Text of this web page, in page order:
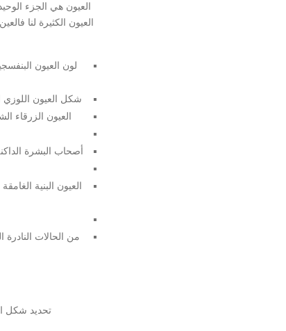
العيون هي الجزء
العيون الكثيرة لنا
لون العيون
شكل العيون اللوزي
العيون الزرقاء
أصحاب البشرة
العيون البنية
من الحالات
تحديد شكل